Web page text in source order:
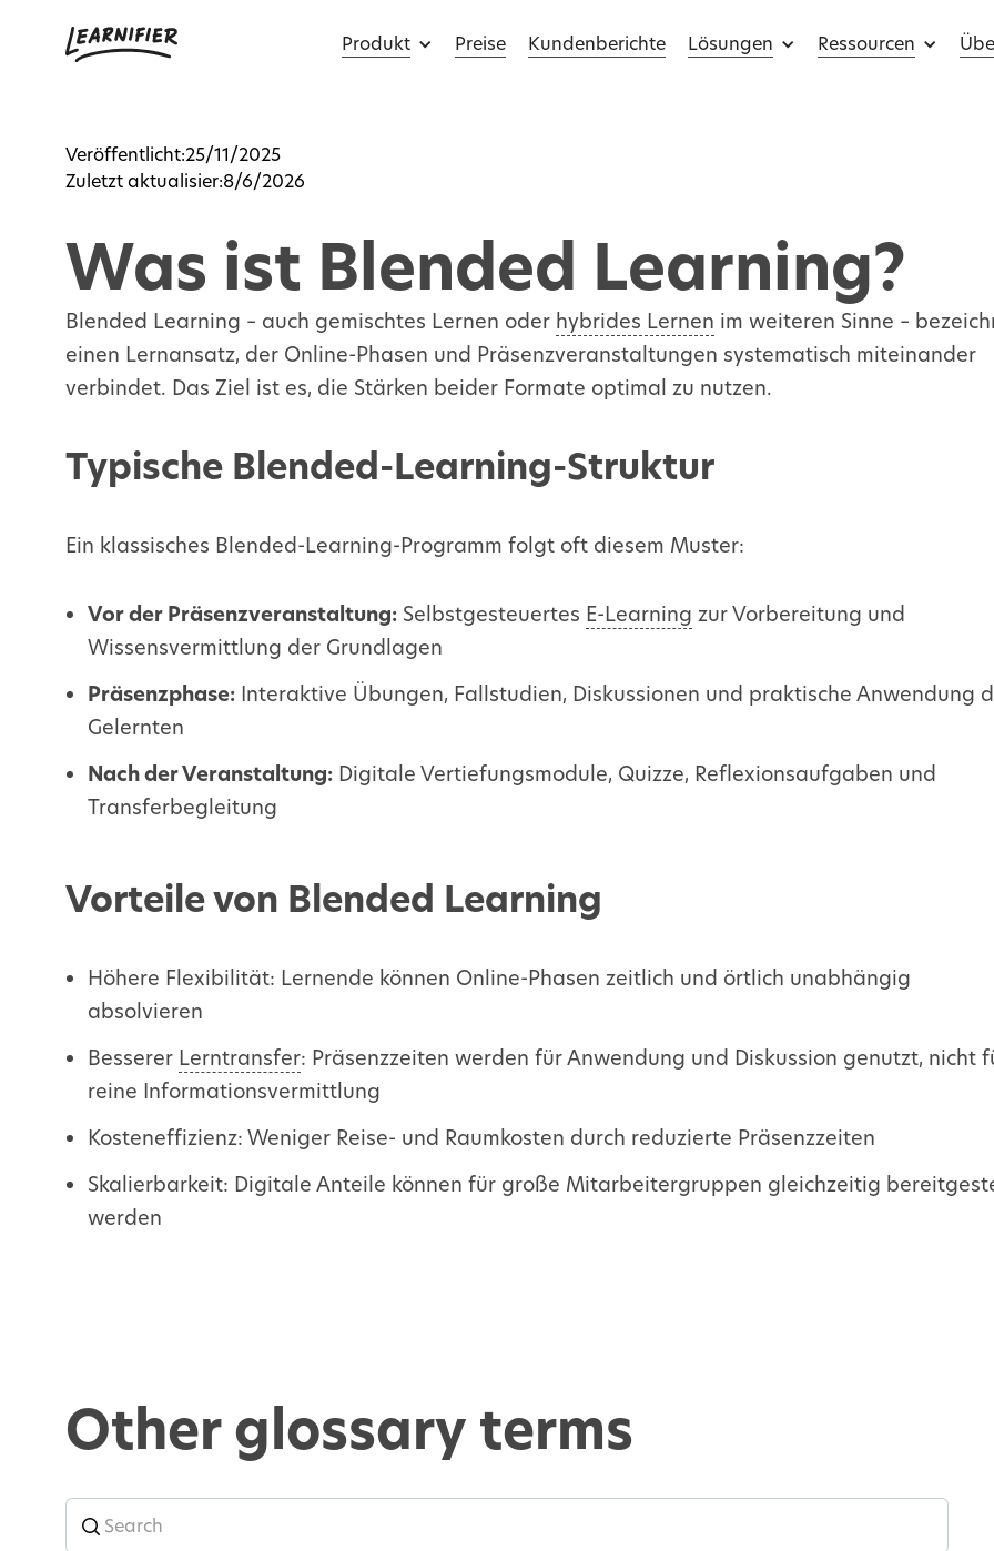
Produkt Preise Kundenberichte Lösungen Ressourcen
Veröffentlicht:25/11/2025
Zuletzt aktualisier:8/6/2026
Was ist Blended Learning?
Blended Learning – auch gemischtes Lernen oder hybrides Lernen im weiteren Sinne –
einen Lernansatz, der Online-Phasen und Präsenzveranstaltungen systematisch miteinander
verbindet. Das Ziel ist es, die Stärken beider Formate optimal zu nutzen.
Typische Blended-Learning-Struktur
Ein klassisches Blended-Learning-Programm folgt oft diesem Muster:
Vor der Präsenzveranstaltung: Selbstgesteuertes E-Learning zur Vorbereitung und
Wissensvermittlung der Grundlagen
Präsenzphase: Interaktive Übungen, Fallstudien, Diskussionen und praktische Anwendung
Gelernten
Nach der Veranstaltung: Digitale Vertiefungsmodule, Quizze, Reflexionsaufgaben und
Transferbegleitung
Vorteile von Blended Learning
Höhere Flexibilität: Lernende können Online-Phasen zeitlich und örtlich unabhängig
absolvieren
Besserer Lerntransfer: Präsenzzeiten werden für Anwendung und Diskussion genutzt, nicht
reine Informationsvermittlung
Kosteneffizienz: Weniger Reise- und Raumkosten durch reduzierte Präsenzzeiten
Skalierbarkeit: Digitale Anteile können für große Mitarbeitergruppen gleichzeitig
werden
Other glossary terms